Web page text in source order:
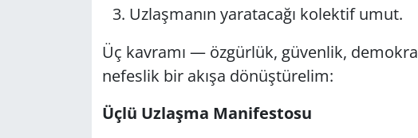
Uzlaşmanın yaratacağı kolektif umut.
Üç kavramı — özgürlük, güvenlik,
nefeslik bir akışa dönüştürelim:
Üçlü Uzlaşma Manifestosu